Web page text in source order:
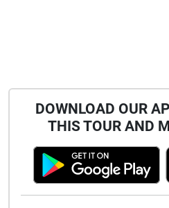
DOWNLOAD OUR
THIS TOUR AND